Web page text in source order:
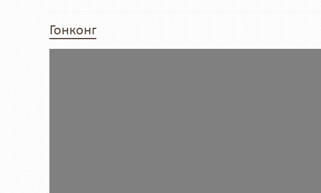
Гонконг